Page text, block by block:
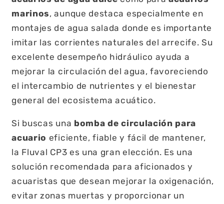
marinos, aunque destaca especialmente en
montajes de agua salada donde es importante
imitar las corrientes naturales del arrecife. Su
excelente desempeño hidráulico ayuda a
mejorar la circulación del agua, favoreciendo
el intercambio de nutrientes y el bienestar
general del ecosistema acuático.
Si buscas una bomba de circulación para
acuario eficiente, fiable y fácil de mantener,
la Fluval CP3 es una gran elección. Es una
solución recomendada para aficionados y
acuaristas que desean mejorar la oxigenación,
evitar zonas muertas y proporcionar un